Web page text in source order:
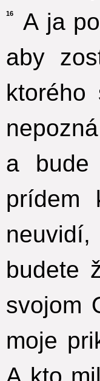
16
A ja
aby
a bude
prídem
budete
svojom
moje